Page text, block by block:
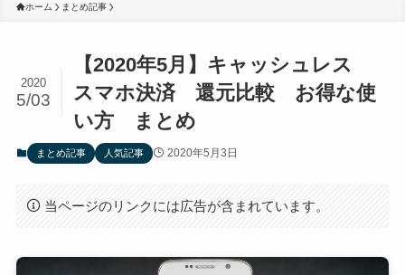
ホーム まとめ記事
【2020年5月】キャッシュレス
スマホ決済 還元比較 お得な使
い方 まとめ
2020
5/03
まとめ記事 人気記事 2020年5月3日
当ページのリンクには広告が含まれています。